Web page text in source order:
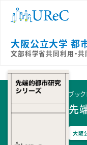
大阪公立大学 都
文部科学省共同利用・
ブック
先
大阪